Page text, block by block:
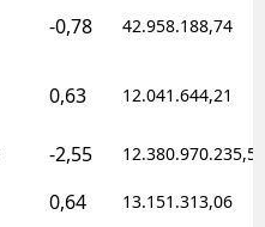
-0,78 42.958.188,74
0,63 12.041.644,21
-2,55 12.380.970.235,50
0,64 13.151.313,06